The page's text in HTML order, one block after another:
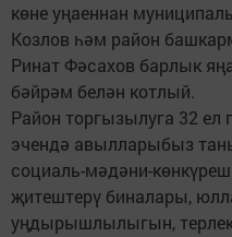
көне уңаеннан
Козлов һәм район
Ринат Фәсахов барлык
бәйрәм белән котлый.
Район торгызылуга 32
эчендә авылларыбыз
социаль-мәдәни-
җитештерү биналары,
уңдырышлылыгын,